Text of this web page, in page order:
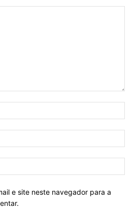
e site neste navegador para a